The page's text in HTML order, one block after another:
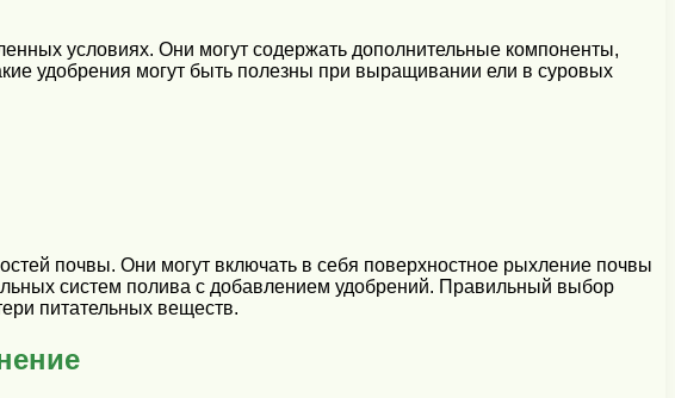
условиях. Они могут содержать дополнительные компоненты,
удобрения могут быть полезны при выращивании ели в суровых
почвы. Они могут включать в себя поверхностное рыхление почвы
систем полива с добавлением удобрений. Правильный выбор
питательных веществ.